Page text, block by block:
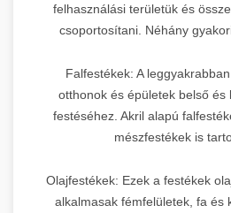
felhasználási területük és
csoportosítani. Néhány
Falfestékek: A
otthonok és épületek belső és
festéséhez. Akril alapú
mészfestékek is
Olajfestékek: Ezek a festékek
alkalmasak fémfelületek, fa és